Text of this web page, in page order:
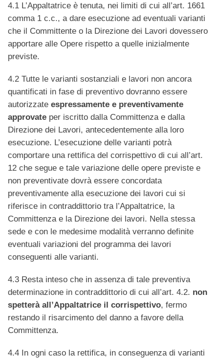
4.1 L’Appaltatrice è tenuta, nei limiti di cui all’art. 1661
comma 1 c.c., a dare esecuzione ad eventuali varianti
che il Committente o la Direzione dei Lavori dovessero
apportare alle Opere rispetto a quelle inizialmente
previste.
4.2 Tutte le varianti sostanziali e lavori non ancora
quantificati in fase di preventivo dovranno essere
autorizzate espressamente e preventivamente
approvate per iscritto dalla Committenza e dalla
Direzione dei Lavori, antecedentemente alla loro
esecuzione. L’esecuzione delle varianti potrà
comportare una rettifica del corrispettivo di cui all’art.
12 che segue e tale variazione delle opere previste e
non preventivate dovrà essere concordata
preventivamente alla esecuzione dei lavori cui si
riferisce in contraddittorio tra l’Appaltatrice, la
Committenza e la Direzione dei lavori. Nella stessa
sede e con le medesime modalità verranno definite
eventuali variazioni del programma dei lavori
conseguenti alle varianti.
4.3 Resta inteso che in assenza di tale preventiva
determinazione in contraddittorio di cui all’art. 4.2. non
spetterà all’Appaltatrice il corrispettivo, fermo
restando il risarcimento del danno a favore della
Committenza.
4.4 In ogni caso la rettifica, in conseguenza di varianti